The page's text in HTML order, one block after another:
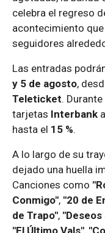
celebra el regreso
acontecimiento
seguidores
Las entradas
y 5 de agosto,
Teleticket.
tarjetas Interbank
hasta el 15 %.
A lo largo de su
dejado una huella
Canciones como
Conmigo", "20 de
de Trapo",
"El Último Vals",